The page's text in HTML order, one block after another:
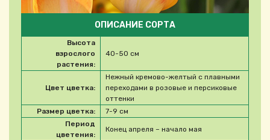
ОПИСАНИЕ СОРТА
Высота
взрослого
растения:
40-50 см
Цвет цветка:
Нежный кремово-желтый с плавными
переходами в розовые и персиковые
оттенки
Размер цветка:
7-9 см
Период
цветения:
Конец апреля – начало мая